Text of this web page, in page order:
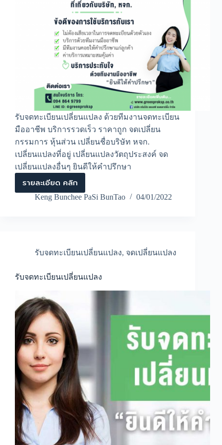
รับจดทะเบียนเปลี่ยนแปลง ด้วยทีมงานจดทะเบียน
มืออาชีพ บริการรวดเร็ว ราคาถูก จดเปลี่ยน
กรรมการ หุ้นส่วน เปลี่ยนชื่อบริษัท หจก.
เปลี่ยนแปลงที่อยู่ เปลี่ยนแปลงวัตถุประสงค์ จด
เปลี่ยนแปลงอื่นๆ ยินดีให้คำปรึกษา
รายละเอียด คลิก
รับ
จด
ทะเบียน
จด
ทะเบียน
อาชีพ
Keng Bunchee PaSi BunTao 04/01/2022
รับจดทะเบียนเปลี่ยนแปลง, จดเปลี่ยนแปลง
รับจดทะเบียนเปลี่ยนแปลง